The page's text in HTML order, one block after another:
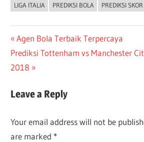
LIGA ITALIA PREDIKSI BOLA PREDIKSI SKOR
Post
navigation
Previous
Post:
Agen Bola Terbaik Terpercaya
Next
Post:
Prediksi Tottenham vs Manchester
2018
Leave a Reply
Your email address will not be
are marked *